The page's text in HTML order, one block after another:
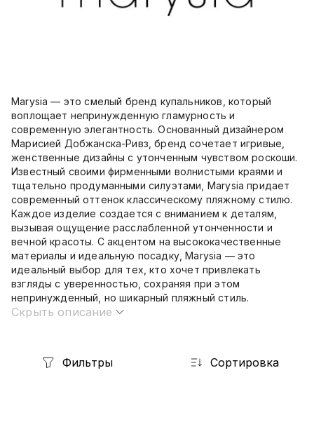
Marysia — это смелый бренд купальников, который
воплощает непринужденную гламурность и
современную элегантность. Основанный дизайнером
Марисией Добжанска-Ривз, бренд сочетает игривые,
женственные дизайны с утонченным чувством роскоши.
Известный своими фирменными волнистыми краями и
тщательно продуманными силуэтами, Marysia придает
современный оттенок классическому пляжному стилю.
Каждое изделие создается с вниманием к деталям,
вызывая ощущение расслабленной утонченности и
вечной красоты. С акцентом на высококачественные
материалы и идеальную посадку, Marysia — это
идеальный выбор для тех, кто хочет привлекать
взгляды с уверенностью, сохраняя при этом
непринужденный, но шикарный пляжный стиль.
Скрыть описание
Фильтры Сортировка